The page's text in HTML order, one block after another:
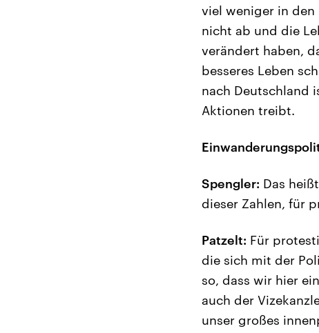
viel weniger in den
nicht ab und die
verändert haben,
besseres Leben
nach Deutschland
Aktionen treibt.
Spengler: Das
dieser Zahlen, für
Patzelt: Für
die sich mit der
so, dass wir hier
auch der
unser großes